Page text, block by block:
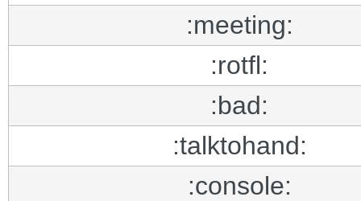
:meeting:
:rotfl:
:bad:
:talktohand:
:console: